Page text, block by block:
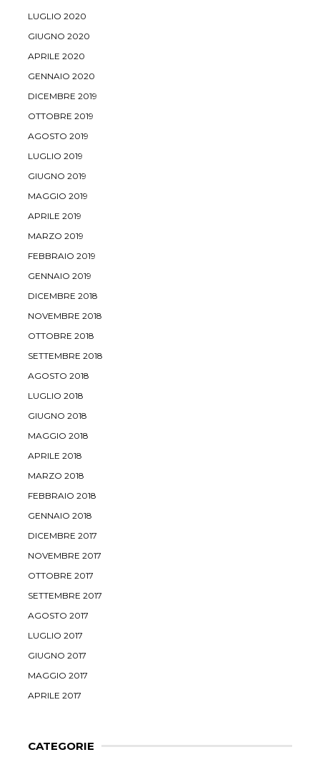
LUGLIO 2020
GIUGNO 2020
APRILE 2020
GENNAIO 2020
DICEMBRE 2019
OTTOBRE 2019
AGOSTO 2019
LUGLIO 2019
GIUGNO 2019
MAGGIO 2019
APRILE 2019
MARZO 2019
FEBBRAIO 2019
GENNAIO 2019
DICEMBRE 2018
NOVEMBRE 2018
OTTOBRE 2018
SETTEMBRE 2018
AGOSTO 2018
LUGLIO 2018
GIUGNO 2018
MAGGIO 2018
APRILE 2018
MARZO 2018
FEBBRAIO 2018
GENNAIO 2018
DICEMBRE 2017
NOVEMBRE 2017
OTTOBRE 2017
SETTEMBRE 2017
AGOSTO 2017
LUGLIO 2017
GIUGNO 2017
MAGGIO 2017
APRILE 2017
CATEGORIE